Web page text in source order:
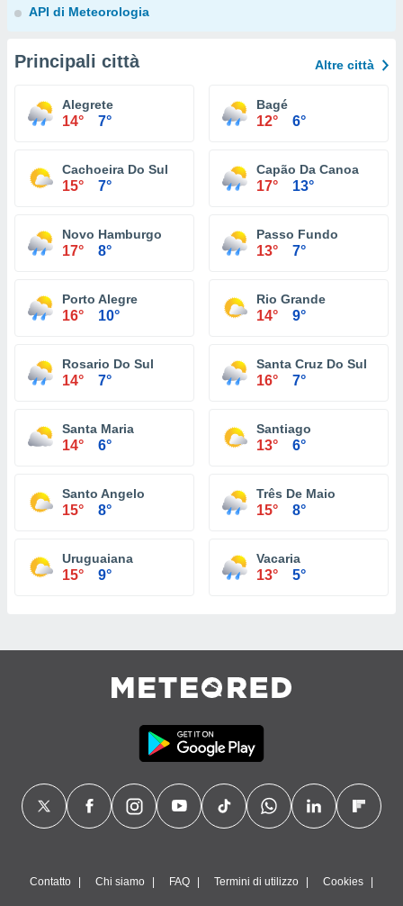
API di Meteorologia
Principali città Altre città
Alegrete
14° 7°
Bagé
12° 6°
Cachoeira Do Sul
15° 7°
Capão Da Canoa
17° 13°
Novo Hamburgo
17° 8°
Passo Fundo
13° 7°
Porto Alegre
16° 10°
Rio Grande
14° 9°
Rosario Do Sul
14° 7°
Santa Cruz Do Sul
16° 7°
Santa Maria
14° 6°
Santiago
13° 6°
Santo Angelo
15° 8°
Três De Maio
15° 8°
Uruguaiana
15° 9°
Vacaria
13° 5°
Contatto Chi siamo FAQ Termini di utilizzo Cookies